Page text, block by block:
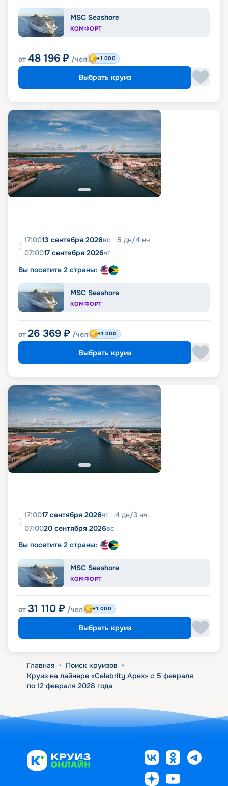
MSC Seashore
КОМФОРТ
от 48 196 ₽ /чел +1 000
Выбрать круиз
17:0013 сентября 2026вс 5 дн/4 нч
07:0017 сентября 2026чт
Вы посетите 2 страны:
MSC Seashore
КОМФОРТ
от 26 369 ₽ /чел +1 000
Выбрать круиз
17:0017 сентября 2026чт 4 дн/3 нч
07:0020 сентября 2026вс
Вы посетите 2 страны:
MSC Seashore
КОМФОРТ
от 31 110 ₽ /чел +1 000
Выбрать круиз
Главная • Поиск круизов •
Круиз на лайнере «Celebrity Apex» с 5 февраля
по 12 февраля 2028 года